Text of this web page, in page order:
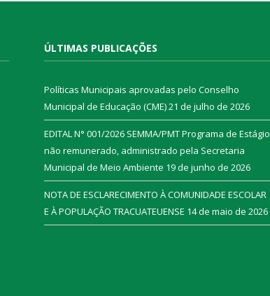
ÚLTIMAS PUBLICAÇÕES
Políticas Municipais aprovadas pelo Conselho
Municipal de Educação (CME)21 de julho de 2026
EDITAL N° 001/2026 SEMMA/PMT Programa de Estágio
não remunerado, administrado pela Secretaria
Municipal de Meio Ambiente 19 de junho de 2026
NOTA DE ESCLARECIMENTO À COMUNIDADE ESCOLAR
E À POPULAÇÃO TRACUATEUENSE 14 de maio de 2026